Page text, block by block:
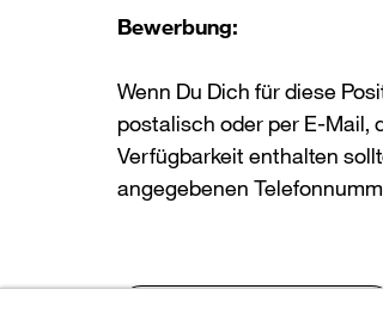
Bewerbung:
Wenn Du Dich für diese
postalisch oder per E-Mail,
Verfügbarkeit enthalten
angegebenen